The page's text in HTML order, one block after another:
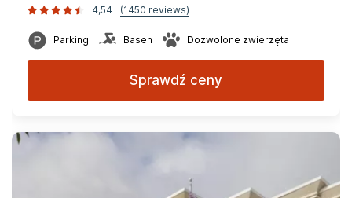
4,54
(1450 reviews)
Parking Basen Dozwolone zwierzęta
Sprawdź ceny